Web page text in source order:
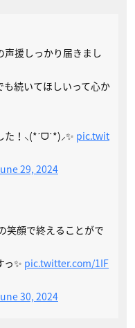
援しっかり届きまし
続いてほしいって心か
た！⸜(*ˊᗜˋ*)⸝✨ pic.twit
29, 2024
笑顔で終えることがで
✨ pic.twitter.com/1IF
30, 2024